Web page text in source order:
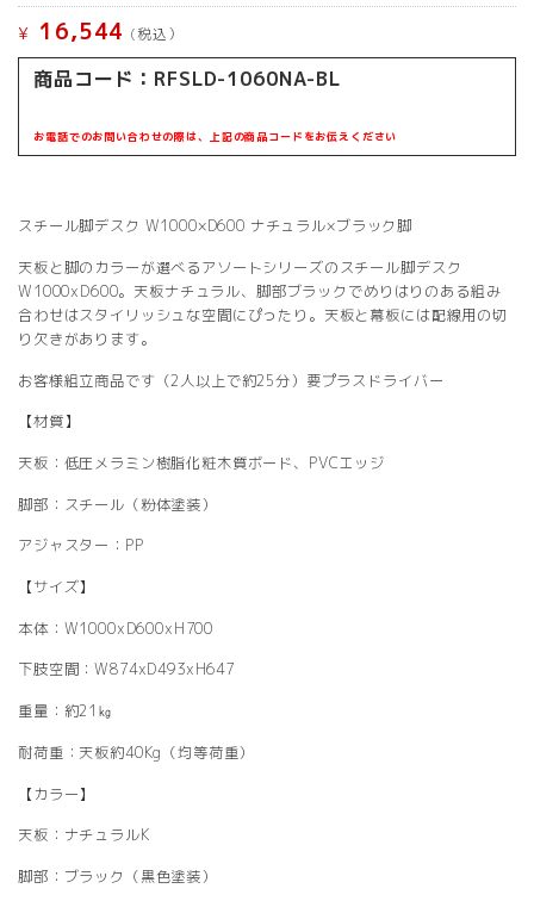
¥ 16,544 (税込）
商品コード：RFSLD-1060NA-BL
お電話でのお問い合わせの際は、上記の商品コードをお伝えください
スチール脚デスク W1000×D600 ナチュラル×ブラック脚
天板と脚のカラーが選べるアソートシリーズのスチール脚デスク
W1000xD600。天板ナチュラル、脚部ブラックでめりはりのある組み
合わせはスタイリッシュな空間にぴったり。天板と幕板には配線用の切
り欠きがあります。
お客様組立商品です（2人以上で約25分）要プラスドライバー
【材質】
天板：低圧メラミン樹脂化粧木質ボード、PVCエッジ
脚部：スチール（粉体塗装）
アジャスター：PP
【サイズ】
本体：W1000xD600xH700
下肢空間：W874xD493xH647
重量：約21㎏
耐荷重：天板約40Kg（均等荷重）
【カラー】
天板：ナチュラルK
脚部：ブラック（黒色塗装）